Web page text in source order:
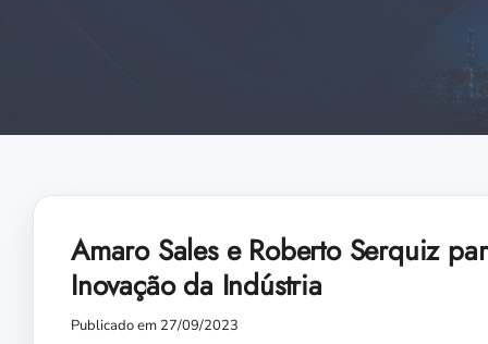
Amaro Sales e Roberto Serquiz
Inovação da Indústria
Publicado em 27/09/2023